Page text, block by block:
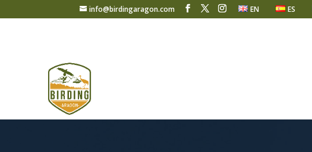
info@birdingaragon.com EN ES